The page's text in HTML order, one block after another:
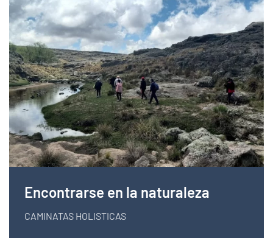
Encontrarse en la naturaleza
CAMINATAS HOLISTICAS